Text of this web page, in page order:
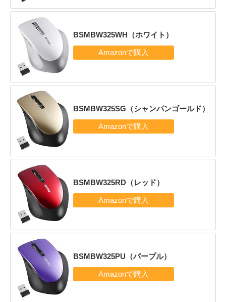
BSMBW325WH（ホワイト）
BSMBW325SG（シャンパンゴールド）
BSMBW325RD（レッド）
BSMBW325PU（パープル）